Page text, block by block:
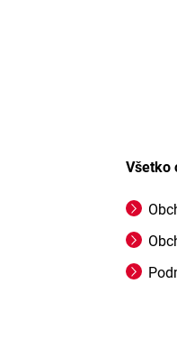
Všetko